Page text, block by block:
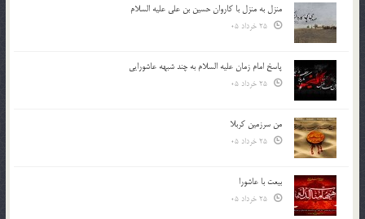
منزل به منزل با کاروان حسین بن علی علیه السلام
پاسخ امام زمان علیه السلام به چند شبهه عاشورایی
من سرزمین کربلا
بیعت با عاشورا